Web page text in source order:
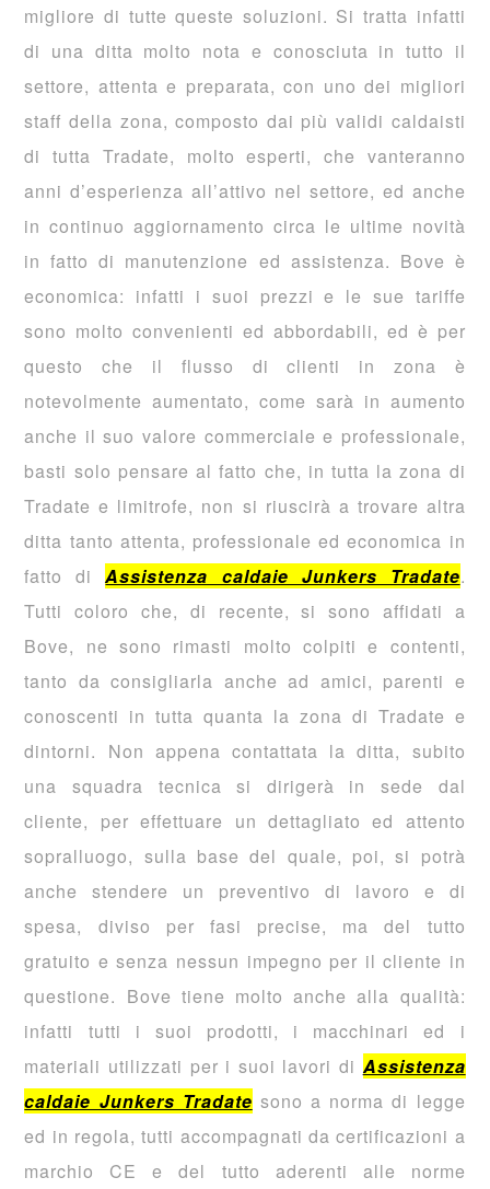
migliore di tutte queste soluzioni. Si tratta infatti
di una ditta molto nota e conosciuta in tutto il
settore, attenta e preparata, con uno dei migliori
staff della zona, composto dai più validi caldaisti
di tutta Tradate, molto esperti, che vanteranno
anni d’esperienza all’attivo nel settore, ed anche
in continuo aggiornamento circa le ultime novità
in fatto di manutenzione ed assistenza. Bove è
economica: infatti i suoi prezzi e le sue tariffe
sono molto convenienti ed abbordabili, ed è per
questo che il flusso di clienti in zona è
notevolmente aumentato, come sarà in aumento
anche il suo valore commerciale e professionale,
basti solo pensare al fatto che, in tutta la zona di
Tradate e limitrofe, non si riuscirà a trovare altra
ditta tanto attenta, professionale ed economica in
fatto diAssistenza caldaie Junkers Tradate.
Tutti coloro che, di recente, si sono affidati a
Bove, ne sono rimasti molto colpiti e contenti,
tanto da consigliarla anche ad amici, parenti e
conoscenti in tutta quanta la zona di Tradate e
dintorni. Non appena contattata la ditta, subito
una squadra tecnica si dirigerà in sede dal
cliente, per effettuare un dettagliato ed attento
sopralluogo, sulla base del quale, poi, si potrà
anche stendere un preventivo di lavoro e di
spesa, diviso per fasi precise, ma del tutto
gratuito e senza nessun impegno per il cliente in
questione. Bove tiene molto anche alla qualità:
infatti tutti i suoi prodotti, i macchinari ed i
materiali utilizzati per i suoi lavori di Assistenza
caldaie Junkers Tradate sono a norma di legge
ed in regola, tutti accompagnati da certificazioni a
marchio CE e del tutto aderenti alle norme